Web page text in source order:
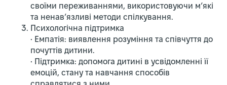
своїми переживаннями, використовуючи м’які
та ненав’язливі методи спілкування.
Психологічна підтримка
• Емпатія: виявлення розуміння та співчуття до
почуттів дитини.
• Підтримка: допомога дитині в усвідомленні її
емоцій, стану та навчання способів